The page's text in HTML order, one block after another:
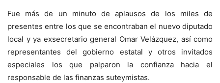
Fue más de un minuto de aplausos de los miles de
presentes entre los que se encontraban el nuevo diputado
local y ya exsecretario general Omar Velázquez, así como
representantes del gobierno estatal y otros invitados
especiales los que palparon la confianza hacia el
responsable de las finanzas suteymistas.